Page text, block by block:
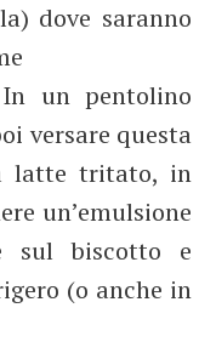
dove saranno
un pentolino
versare questa
latte tritato, in
un’emulsione
sul biscotto e
(o anche in